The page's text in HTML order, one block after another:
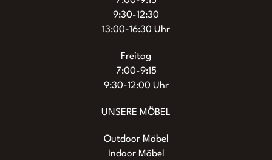
9:30-12:30
13:00-16:30 Uhr
Freitag
7:00-9:15
9:30-12:00 Uhr
UNSERE MÖBEL
Outdoor Möbel
Indoor Möbel